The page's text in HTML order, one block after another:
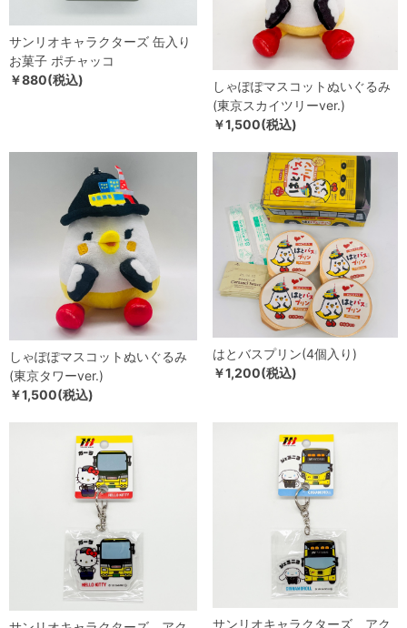
サンリオキャラクターズ 缶入り
お菓子 ポチャッコ
￥880(税込)
しゃぽぽマスコットぬいぐるみ
(東京スカイツリーver.)
￥1,500(税込)
しゃぽぽマスコットぬいぐるみ
(東京タワーver.)
￥1,500(税込)
はとバスプリン(4個入り)
￥1,200(税込)
サンリオキャラクターズ アク